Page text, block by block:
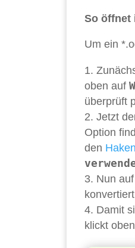
So öffnet
Um ein
oben auf
überprüft
Jetzt
Option
den Haken
Nun auf
Damit
klickt